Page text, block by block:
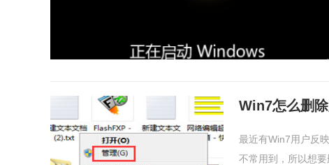
Win7怎么删
最近有Win7用户反
不常用到，所以想